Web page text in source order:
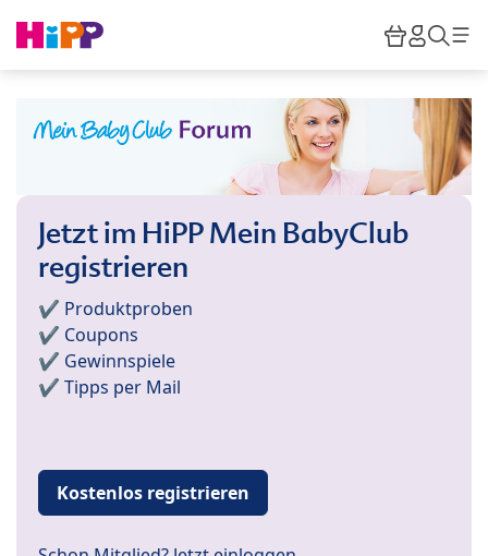
HiPP
Jetzt im HiPP Mein BabyClub
registrieren
✔️ Produktproben
✔️ Coupons
✔️ Gewinnspiele
✔️ Tipps per Mail
Kostenlos registrieren